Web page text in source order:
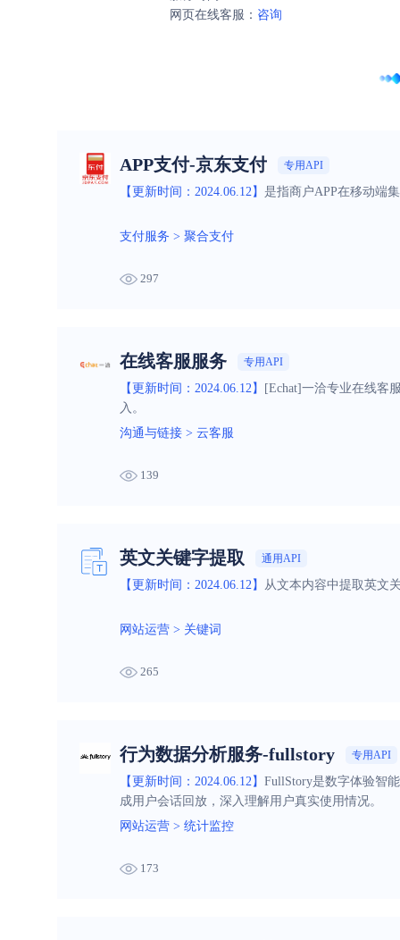
网页在线客服： 咨询
APP支付-京东支付 专用API
【更新时间：2024.06.12】 是指商户APP在移动端
支付服务 > 聚合支付
297
在线客服服务 专用API
【更新时间：2024.06.12】 [Echat]一洽专业在线客
入。
沟通与链接 > 云客服
139
英文关键字提取 通用API
【更新时间：2024.06.12】 从文本内容中提取英文
网站运营 > 关键词
265
行为数据分析服务-fullstory 专用API
【更新时间：2024.06.12】 FullStory是数字体验智
成用户会话回放，深入理解用户真实使用情况。
网站运营 > 统计监控
173